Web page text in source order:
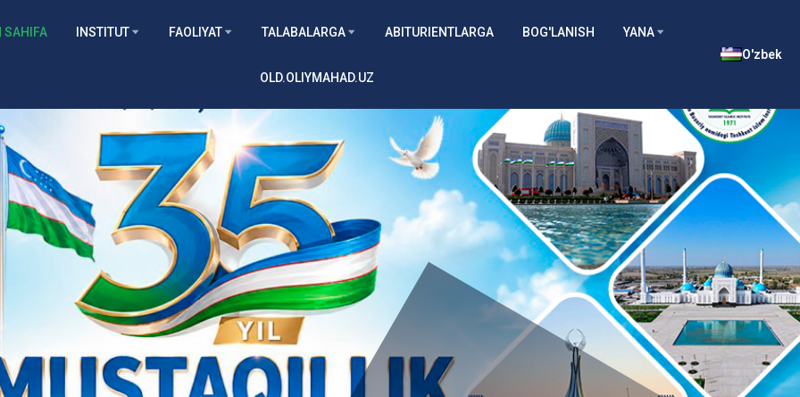
SAHIFA INSTITUT FAOLIYAT TALABALARGA ABITURIENTLARGA BOG'LANISH YANA
OLD.OLIYMAHAD.UZ
O'zbek